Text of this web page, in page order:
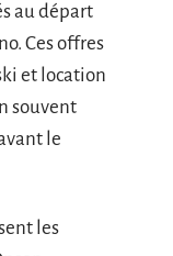
au départ
Ces offres
et location
souvent
le
les